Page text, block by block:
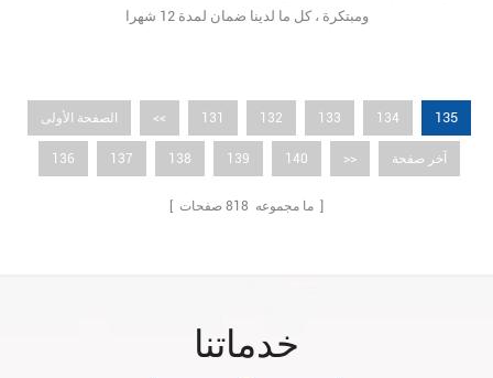
ومبتكرة ، كل ما لدينا ضمان لمدة 12 شهرا
الصفحة الأولى << 131 132 133 134 135
136 137 138 139 140 >> آخر صفحة
[ ما مجموعه 818 صفحات ]
خدماتنا